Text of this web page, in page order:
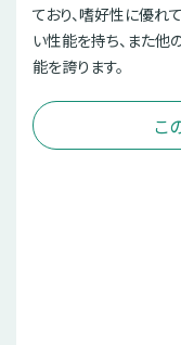
ており、嗜好性に優れ
い性能を持ち、また
能を誇ります。
こ